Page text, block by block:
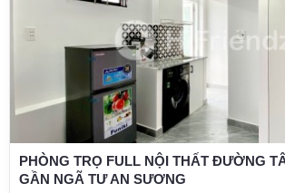
PHÒNG TRỌ FULL NỘI THẤT ĐƯỜNG
GẦN NGÃ TƯ AN SƯƠNG